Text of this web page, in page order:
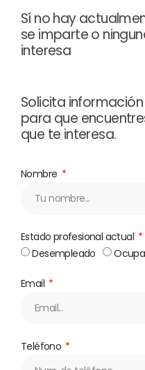
Sí no hay
se imparte o
interesa
Solicita
para que
que te interesa.
Nombre
Estado profesional actual
Desempleado
Email
Teléfono